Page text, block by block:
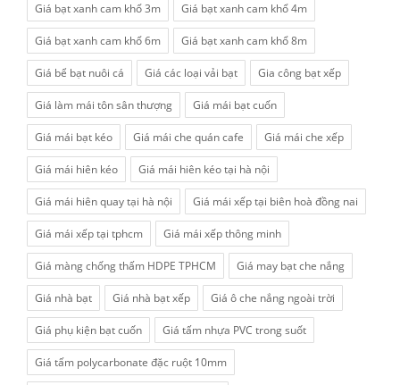
Giá bạt xanh cam khổ 3m Giá bạt xanh cam khổ 4m
Giá bạt xanh cam khổ 6m Giá bạt xanh cam khổ 8m
Giá bể bạt nuôi cá Giá các loại vải bạt Gia công bạt xếp
Giá làm mái tôn sân thượng Giá mái bạt cuốn
Giá mái bạt kéo Giá mái che quán cafe Giá mái che xếp
Giá mái hiên kéo Giá mái hiên kéo tại hà nội
Giá mái hiên quay tại hà nội Giá mái xếp tại biên hoà đồng nai
Giá mái xếp tại tphcm Giá mái xếp thông minh
Giá màng chống thấm HDPE TPHCM Giá may bạt che nắng
Giá nhà bạt Giá nhà bạt xếp Giá ô che nắng ngoài trời
Giá phụ kiện bạt cuốn Giá tấm nhựa PVC trong suốt
Giá tấm polycarbonate đặc ruột 10mm